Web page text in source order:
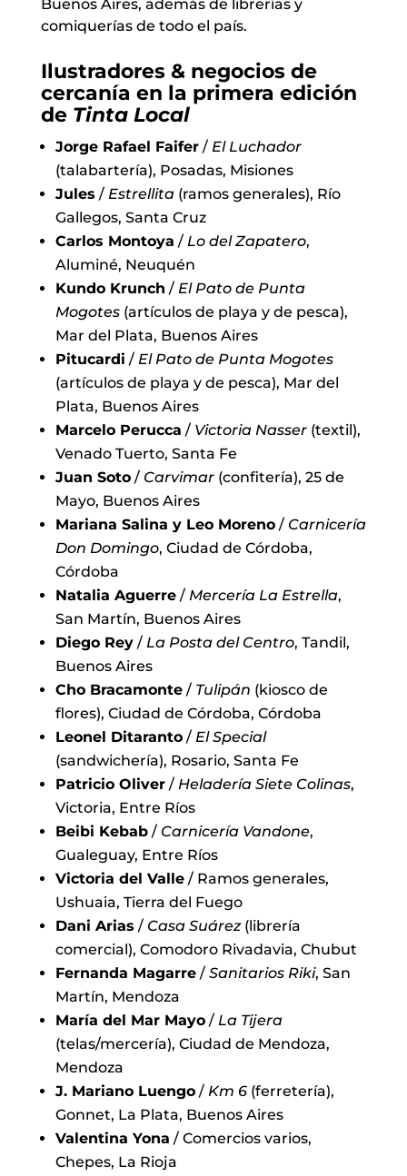
Buenos Aires, además de librerías y
comiquerías de todo el país.
Ilustradores & negocios de
cercanía en la primera edición
de Tinta Local
Jorge Rafael Faifer/ El Luchador
(talabartería), Posadas, Misiones
Jules / Estrellita(ramos generales), Río
Gallegos, Santa Cruz
Carlos Montoya / Lo del Zapatero,
Aluminé, Neuquén
Kundo Krunch / El Pato de Punta
Mogotes(artículos de playa y de pesca),
Mar del Plata, Buenos Aires
Pitucardi / El Pato de Punta Mogotes
(artículos de playa y de pesca), Mar del
Plata, Buenos Aires
Marcelo Perucca / Victoria Nasser(textil),
Venado Tuerto, Santa Fe
Juan Soto/ Carvimar(confitería), 25 de
Mayo, Buenos Aires
Mariana Salina y Leo Moreno/ Carnicería
Don Domingo, Ciudad de Córdoba,
Córdoba
Natalia Aguerre/ Mercería La Estrella,
San Martín, Buenos Aires
Diego Rey/ La Posta del Centro, Tandil,
Buenos Aires
Cho Bracamonte/ Tulipán (kiosco de
flores), Ciudad de Córdoba, Córdoba
Leonel Ditaranto/ El Special
(sandwichería), Rosario, Santa Fe
Patricio Oliver/ Heladería Siete Colinas,
Victoria, Entre Ríos
Beibi Kebab/ Carnicería Vandone,
Gualeguay, Entre Ríos
Victoria del Valle/ Ramos generales,
Ushuaia, Tierra del Fuego
Dani Arias / Casa Suárez(librería
comercial), Comodoro Rivadavia, Chubut
Fernanda Magarre/ Sanitarios Riki, San
Martín, Mendoza
María del Mar Mayo/ La Tijera
(telas/mercería), Ciudad de Mendoza,
Mendoza
J. Mariano Luengo/ Km 6(ferretería),
Gonnet, La Plata, Buenos Aires
Valentina Yona / Comercios varios,
Chepes, La Rioja